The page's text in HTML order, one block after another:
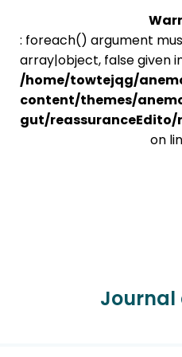
: foreach() argument
array|object, false given
/home/towtejqg/
content/themes/
gut/reassuranceEdito/
on
Journal